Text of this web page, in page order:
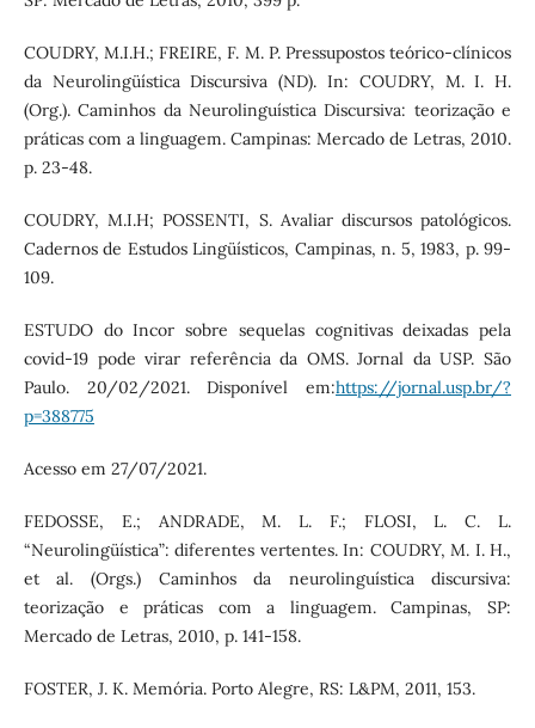
COUDRY, M.I.H.; FREIRE, F. M. P. Pressupostos teórico-clínicos
da Neurolingüística Discursiva (ND). In: COUDRY, M. I. H.
(Org.). Caminhos da Neurolinguística Discursiva: teorização e
práticas com a linguagem. Campinas: Mercado de Letras, 2010.
p. 23-48.
COUDRY, M.I.H; POSSENTI, S. Avaliar discursos patológicos.
Cadernos de Estudos Lingüísticos, Campinas, n. 5, 1983, p. 99-
109.
ESTUDO do Incor sobre sequelas cognitivas deixadas pela
covid-19 pode virar referência da OMS. Jornal da USP. São
Paulo. 20/02/2021. Disponível em:https://jornal.usp.br/?
p=388775
Acesso em 27/07/2021.
FEDOSSE, E.; ANDRADE, M. L. F.; FLOSI, L. C. L.
“Neurolingüística”: diferentes vertentes. In: COUDRY, M. I. H.,
et al. (Orgs.) Caminhos da neurolinguística discursiva:
teorização e práticas com a linguagem. Campinas, SP:
Mercado de Letras, 2010, p. 141-158.
FOSTER, J. K. Memória. Porto Alegre, RS: L&PM, 2011, 153.